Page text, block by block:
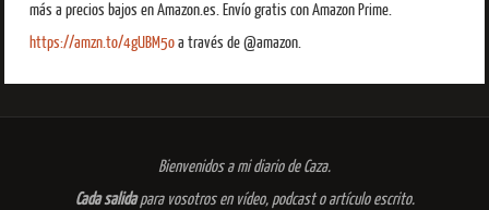
más a precios bajos en Amazon.es. Envío gratis con Amazon Prime.
https://amzn.to/4gUBM5oa través de @amazon.
Bienvenidos a mi diario de Caza.
Cada salidapara vosotros en vídeo, podcast o artículo escrito.